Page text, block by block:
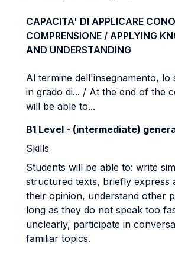
CAPACITA' DI APPLICARE
COMPRENSIONE / APPLYING
AND UNDERSTANDING
Al termine dell'insegnamento, lo
in grado di... / At the end of the
will be able to...
B1 Level - (intermediate)
Skills
Students will be able to: write
structured texts, briefly express
their opinion, understand other
long as they do not speak too
unclearly, participate in
familiar topics.